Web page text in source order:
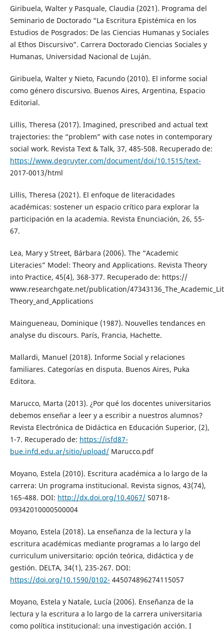
Giribuela, Walter y Pasquale, Claudia (2021). Programa del
Seminario de Doctorado “La Escritura Epistémica en los
Estudios de Posgrados: De las Ciencias Humanas y Sociales
al Ethos Discursivo”. Carrera Doctorado Ciencias Sociales y
Humanas, Universidad Nacional de Luján.
Giribuela, Walter y Nieto, Facundo (2010). El informe social
como género discursivo. Buenos Aires, Argentina, Espacio
Editorial.
Lillis, Theresa (2017). Imagined, prescribed and actual text
trajectories: the “problem” with case notes in contemporary
social work. Revista Text & Talk, 37, 485-508. Recuperado de:
https://www.degruyter.com/document/doi/10.1515/text-
2017-0013/html
Lillis, Theresa (2021). El enfoque de literacidades
académicas: sostener un espacio crítico para explorar la
participación en la academia. Revista Enunciación, 26, 55-
67.
Lea, Mary y Street, Bárbara (2006). The “Academic
Literacies” Model: Theory and Applications. Revista Theory
into Practice, 45(4), 368-377. Recuperado de: https://
www.researchgate.net/publication/
Theory_and_Applications
Maingueneau, Dominique (1987). Nouvelles tendances en
analyse du discours. París, Francia, Hachette.
Mallardi, Manuel (2018). Informe Social y relaciones
familiares. Categorías en disputa. Buenos Aires, Puka
Editora.
Marucco, Marta (2013). ¿Por qué los docentes universitarios
debemos enseñar a leer y a escribir a nuestros alumnos?
Revista Electrónica de Didáctica en Educación Superior, (2),
1-7. Recuperado de: https://isfd87-
bue.infd.edu.ar/sitio/upload/Marucco.pdf
Moyano, Estela (2010). Escritura académica a lo largo de la
carrera: Un programa institucional. Revista signos, 43(74),
165-488. DOI: http://dx.doi.org/10.4067/S0718-
09342010000500004
Moyano, Estela (2018). La enseñanza de la lectura y la
escritura académicas mediante programas a lo largo del
curriculum universitario: opción teórica, didáctica y de
gestión. DELTA, 34(1), 235-267. DOI:
https://doi.org/10.1590/0102- 445074896274115057
Moyano, Estela y Natale, Lucía (2006). Enseñanza de la
lectura y la escritura a lo largo de la carrera universitaria
como política institucional: una investigación acción. I